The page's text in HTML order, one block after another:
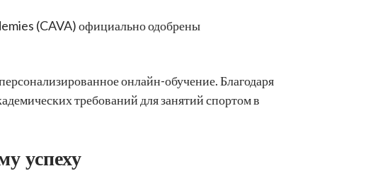
(CAVA) официально одобрены
онлайн-обучение. Благодаря
требований для занятий спортом в
успеху